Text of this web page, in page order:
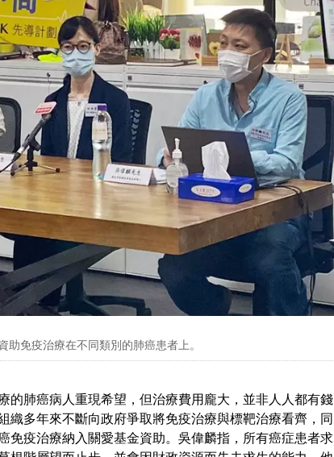
免疫治療在不同類別的肺癌患者上。
的肺癌病人重現希望，但治療費用龐大，並非人人都有錢
織多年來不斷向政府爭取將免疫治療與標靶治療看齊，同
免疫治療納入關愛基金資助。吳偉麟指，所有癌症患者求